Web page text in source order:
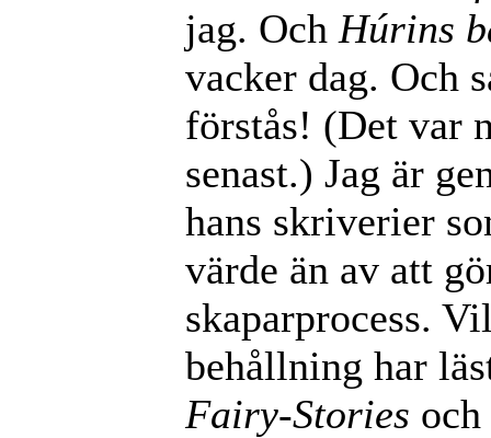
jag. Och Húrins
vacker dag. Och
förstås! (Det var
senast.) Jag är
hans skriverier
värde än av att
skaparprocess.
behållning har
Fairy-Stories och